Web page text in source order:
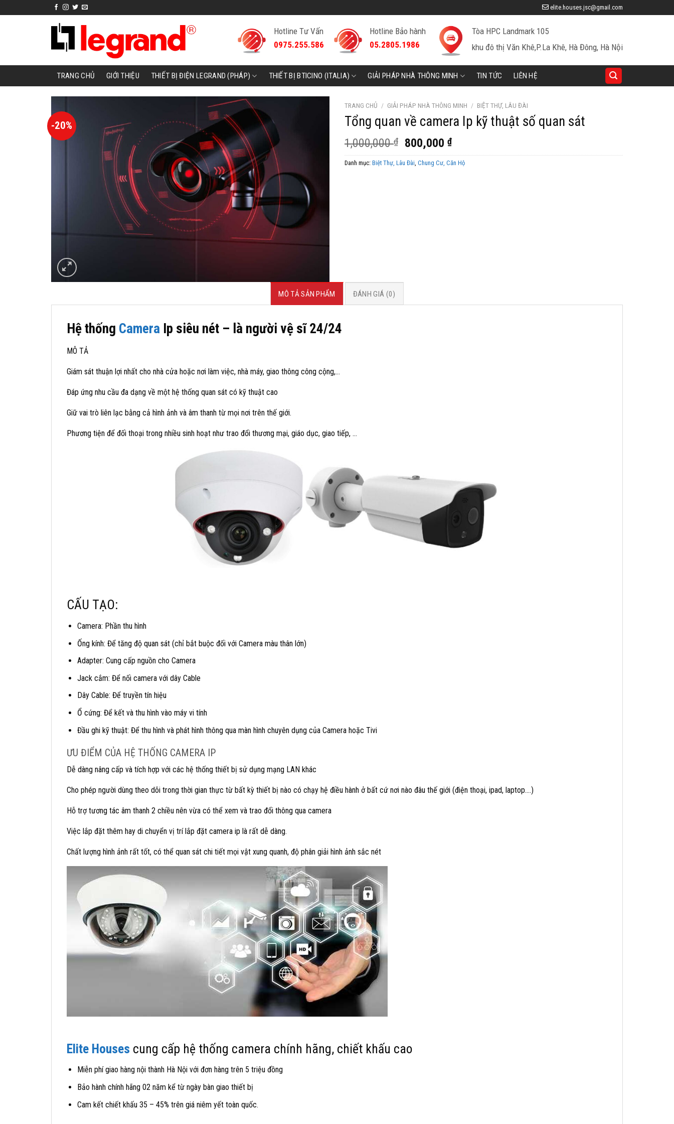
to
elite.houses.jsc@gmail.com
Hotline Tư Vấn
0975.255.586
Hotline Bảo hành
05.2805.1986
Tòa HPC Landmark 105
khu đô thị Văn Khê,P.La Khê, Hà Đông, Hà Nội
TRANG CHỦ GIỚI THIỆU THIẾT BỊ ĐIỆN LEGRAND (PHÁP) THIẾT BỊ BTICINO (ITALIA) GIẢI PHÁP NHÀ THÔNG MINH TIN TỨC LIÊN HỆ
-20%
TRANG CHỦ / GIẢI PHÁP NHÀ THÔNG MINH / BIỆT THỰ, LÂU ĐÀI
Tổng quan về camera Ip kỹ thuật số quan sát
1,000,000₫
Giá
gốc
là:
800,000₫Giá
hiện
tại
Danh mục: Biệt Thự, Lâu Đài, Chung Cư, Căn Hộ
MÔ TẢ SẢN PHẨM ĐÁNH GIÁ (0)
Hệ thống Camera Ip siêu nét – là người vệ sĩ 24/24
MÔ TẢ
Giám sát thuận lợi nhất cho nhà cửa hoặc nơi làm việc, nhà máy, giao thông công cộng,…
Đáp ứng nhu cầu đa dạng về một hệ thống quan sát có kỹ thuật cao
Giữ vai trò liên lạc bằng cả hình ảnh và âm thanh từ mọi nơi trên thế giới.
Phương tiện để đối thoại trong nhiều sinh hoạt như trao đổi thương mại, giáo dục, giao tiếp, …
CẤU TẠO:
Camera: Phần thu hình
Ống kính: Để tăng độ quan sát (chỉ bắt buộc đối với Camera màu thân lớn)
Adapter: Cung cấp nguồn cho Camera
Jack cắm: Để nối camera với dây Cable
Dây Cable: Để truyền tín hiệu
Ổ cứng: Để kết và thu hình vào máy vi tính
Đầu ghi kỹ thuật: Để thu hình và phát hình thông qua màn hình chuyên dụng của Camera hoặc Tivi
ƯU ĐIỂM CỦA HỆ THỐNG CAMERA IP
Dễ dàng nâng cấp và tích hợp với các hệ thống thiết bị sử dụng mạng LAN khác
Cho phép người dùng theo dõi trong thời gian thực từ bất kỳ thiết bị nào có chạy hệ điều hành ở bất cứ nơi nào đâu thế giới (điện thoại, ipad, laptop….)
Hỗ trợ tương tác âm thanh 2 chiều nên vừa có thể xem và trao đổi thông qua camera
Việc lắp đặt thêm hay di chuyển vị trí lắp đặt camera ip là rất dễ dàng.
Chất lượng hình ảnh rất tốt, có thể quan sát chi tiết mọi vật xung quanh, độ phân giải hình ảnh sắc nét
Elite Houses cung cấp hệ thống camera chính hãng, chiết khấu cao
Miễn phí giao hàng nội thành Hà Nội với đơn hàng trên 5 triệu đồng
Bảo hành chính hãng 02 năm kể từ ngày bàn giao thiết bị
Cam kết chiết khấu 35 – 45% trên giá niêm yết toàn quốc.